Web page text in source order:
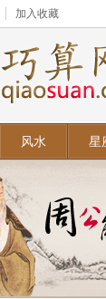
加入收藏
风水 星